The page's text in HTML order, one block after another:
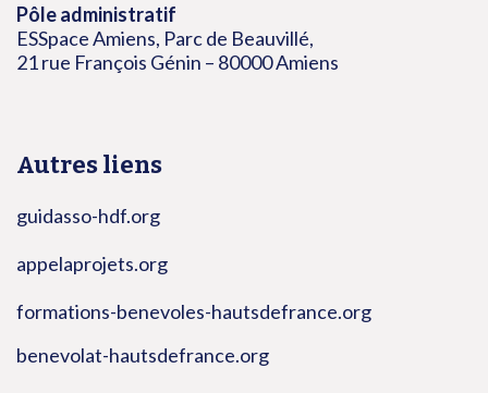
Pôle administratif
ESSpace Amiens, Parc de Beauvillé,
21 rue François Génin – 80000 Amiens
Autres liens
guidasso-hdf.org
appelaprojets.org
formations-benevoles-hautsdefrance.org
benevolat-hautsdefrance.org